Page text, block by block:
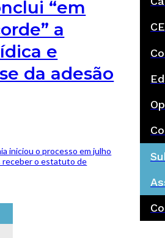
“em
a
e
da adesão
iniciou o processo em julho
receber o estatuto de